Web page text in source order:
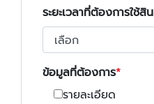
ระยะเวลาที่ต้องการใช้สิ
ข้อมูลที่ต้องการ
รายละเอียด